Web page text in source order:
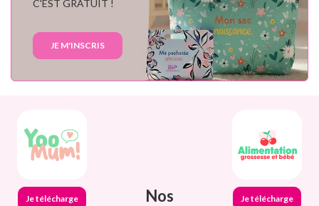
C'EST GRATUIT !
JE M'INSCRIS
Je télécharge
Nos
Je télécharge